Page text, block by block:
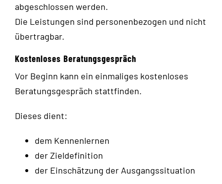
abgeschlossen werden.
Die Leistungen sind personenbezogen und nicht
übertragbar.
Kostenloses Beratungsgespräch
Vor Beginn kann ein einmaliges kostenloses
Beratungsgespräch stattfinden.
Dieses dient:
dem Kennenlernen
der Zieldefinition
der Einschätzung der Ausgangssituation